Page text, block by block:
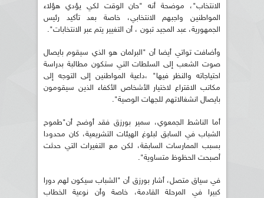
الانتخاب"، موضحة أنه "حان الوقت لكي يؤدي هؤلاء
المواطنين واجبهم الانتخابي، خاصة بعد تأكيد رئيس
الجمهورية، عبد المجيد تبون ، أن التغيير يتم عبر الانتخابات".
وأضافت تواتي أيضا أن "البرلمان هو الذي سيقوم بايصال
صوت الشعب إلى السلطات التي ستكون مطالبة بدراسة
احتياجاته والنظر فيها" ،داعية المواطنين إلى التوجه إلى
مكاتب الاقتراع لاختيار الأشخاص الأكفاء الذين سيقومون
بايصال انشغالاتهم للجهات الوصية".
أما الناشط الجمعوي، سمير بورزق فقد أوضح أن"طموح
الشباب في السابق لبلوغ الهيئات التشريعية، كان محدودا
بسبب الممارسات السابقة، لكن مع التغيرات التي حدثت
أصبحت الحظوظ متساوية".
في سياق متصل، أشار بورزق أن "الشباب سيكون لهم دورا
كبيرا في المرحلة القادمة، خاصة وأن نوعية الخطاب